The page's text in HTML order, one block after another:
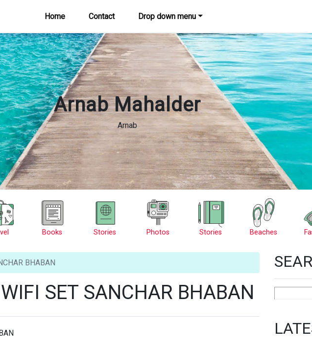
Home Contact Drop down menu
Arnab Mahalder
Arnab
Books Stories Photos Stories Beaches
BHABAN
SET SANCHAR BHABAN